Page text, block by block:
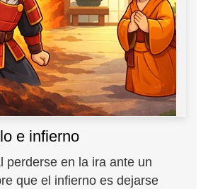
e infierno
perderse en la ira ante un
que el infierno es dejarse